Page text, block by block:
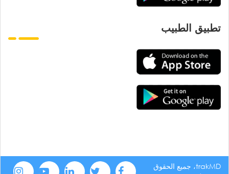
تطبيق الطبيب
trakMD، جميع الحقوق